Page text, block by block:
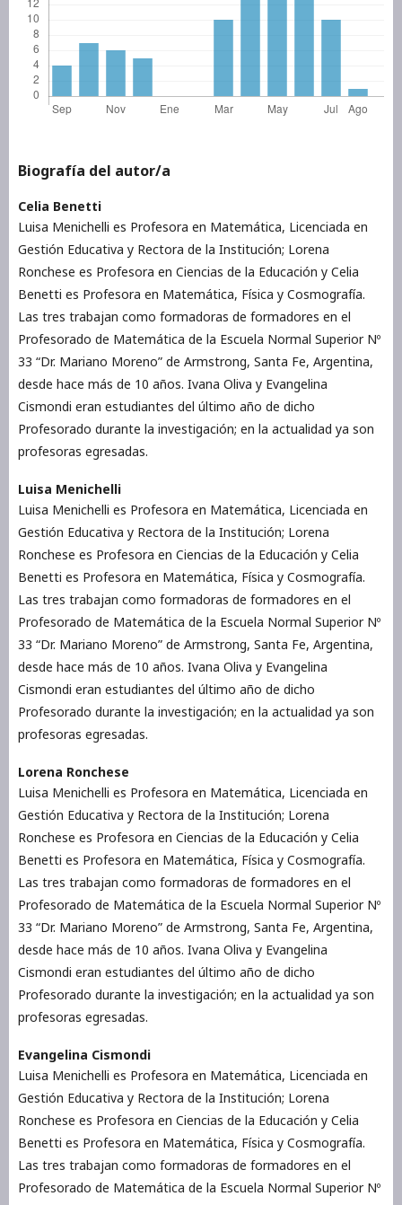
Biografía del autor/a
Celia Benetti
Luisa Menichelli es Profesora en Matemática, Licenciada en
Gestión Educativa y Rectora de la Institución; Lorena
Ronchese es Profesora en Ciencias de la Educación y Celia
Benetti es Profesora en Matemática, Física y Cosmografía.
Las tres trabajan como formadoras de formadores en el
Profesorado de Matemática de la Escuela Normal Superior Nº
33 “Dr. Mariano Moreno” de Armstrong, Santa Fe, Argentina,
desde hace más de 10 años. Ivana Oliva y Evangelina
Cismondi eran estudiantes del último año de dicho
Profesorado durante la investigación; en la actualidad ya son
profesoras egresadas.
Luisa Menichelli
Luisa Menichelli es Profesora en Matemática, Licenciada en
Gestión Educativa y Rectora de la Institución; Lorena
Ronchese es Profesora en Ciencias de la Educación y Celia
Benetti es Profesora en Matemática, Física y Cosmografía.
Las tres trabajan como formadoras de formadores en el
Profesorado de Matemática de la Escuela Normal Superior Nº
33 “Dr. Mariano Moreno” de Armstrong, Santa Fe, Argentina,
desde hace más de 10 años. Ivana Oliva y Evangelina
Cismondi eran estudiantes del último año de dicho
Profesorado durante la investigación; en la actualidad ya son
profesoras egresadas.
Lorena Ronchese
Luisa Menichelli es Profesora en Matemática, Licenciada en
Gestión Educativa y Rectora de la Institución; Lorena
Ronchese es Profesora en Ciencias de la Educación y Celia
Benetti es Profesora en Matemática, Física y Cosmografía.
Las tres trabajan como formadoras de formadores en el
Profesorado de Matemática de la Escuela Normal Superior Nº
33 “Dr. Mariano Moreno” de Armstrong, Santa Fe, Argentina,
desde hace más de 10 años. Ivana Oliva y Evangelina
Cismondi eran estudiantes del último año de dicho
Profesorado durante la investigación; en la actualidad ya son
profesoras egresadas.
Evangelina Cismondi
Luisa Menichelli es Profesora en Matemática, Licenciada en
Gestión Educativa y Rectora de la Institución; Lorena
Ronchese es Profesora en Ciencias de la Educación y Celia
Benetti es Profesora en Matemática, Física y Cosmografía.
Las tres trabajan como formadoras de formadores en el
Profesorado de Matemática de la Escuela Normal Superior Nº